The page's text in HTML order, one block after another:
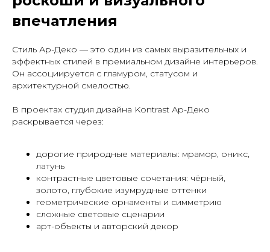
впечатления
Стиль Ар-Деко — это один из самых выразительных и
эффектных стилей в премиальном дизайне интерьеров.
Он ассоциируется с гламуром, статусом и
архитектурной смелостью.
В проектах студия дизайна Kontrast Ар-Деко
раскрывается через:
дорогие природные материалы: мрамор, оникс,
латунь
контрастные цветовые сочетания: чёрный,
золото, глубокие изумрудные оттенки
геометрические орнаменты и симметрию
сложные световые сценарии
арт-объекты и авторский декор